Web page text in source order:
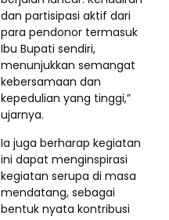
dan partisipasi aktif dari
para pendonor termasuk
Ibu Bupati sendiri,
menunjukkan semangat
kebersamaan dan
kepedulian yang tinggi,”
ujarnya.
Ia juga berharap kegiatan
ini dapat menginspirasi
kegiatan serupa di masa
mendatang, sebagai
bentuk nyata kontribusi